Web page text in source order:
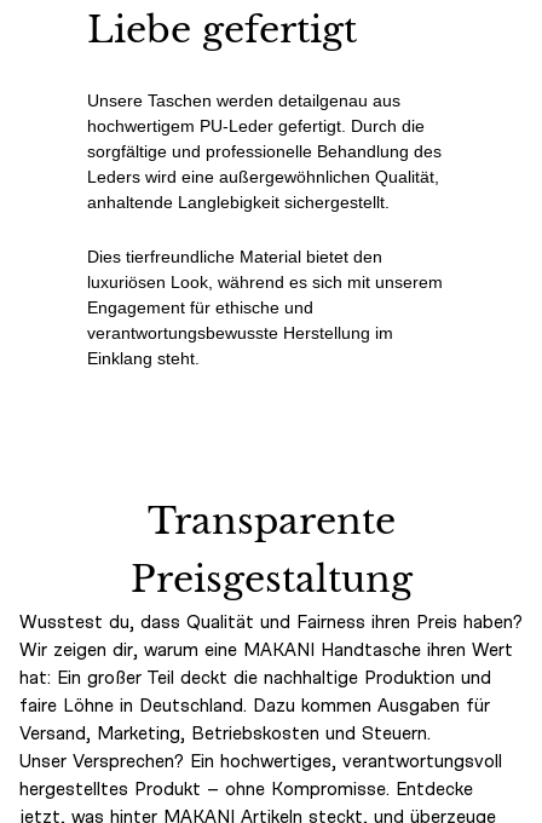
Liebe gefertigt
Unsere Taschen werden detailgenau aus
hochwertigem PU-Leder gefertigt. Durch die
sorgfältige und professionelle Behandlung des
Leders wird eine außergewöhnlichen Qualität,
anhaltende Langlebigkeit sichergestellt.
Dies tierfreundliche Material bietet den
luxuriösen Look, während es sich mit unserem
Engagement für ethische und
verantwortungsbewusste Herstellung im
Einklang steht.
Transparente
Preisgestaltung
Wusstest du, dass Qualität und Fairness ihren Preis haben?
Wir zeigen dir, warum eine MAKANI Handtasche ihren Wert
hat: Ein großer Teil deckt die nachhaltige Produktion und
faire Löhne in Deutschland. Dazu kommen Ausgaben für
Versand, Marketing, Betriebskosten und Steuern.
Unser Versprechen? Ein hochwertiges, verantwortungsvoll
hergestelltes Produkt – ohne Kompromisse. Entdecke
jetzt, was hinter MAKANI Artikeln steckt, und überzeuge